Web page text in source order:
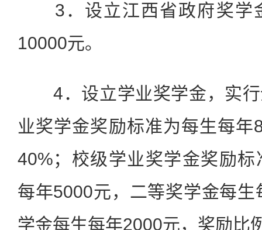
3．设立江西省政府奖学
10000元。
4．设立学业奖学金，实行
业奖学金奖励标准为每生每年
40%；校级学业奖学金奖励
每年5000元，二等奖学金每
学金每生每年2000元，奖励比